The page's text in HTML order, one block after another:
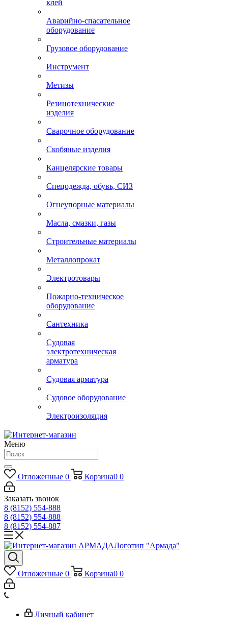
клей
Аварийно-спасательное
оборудование
Грузовое оборудование
Инструмент
Метизы
Резинотехнические
изделия
Сварочное оборудование
Скобяные изделия
Канцелярские товары
Спецодежда, обувь, СИЗ
Огнеупорные материалы
Масла, смазки, газы
Строительные материалы
Металлопрокат
Электротовары
Пожарно-техническое
оборудование
Сантехника
Судовая
электротехническая
арматура
Судовая арматура
Судовое оборудование
Электроизоляция
Меню
Отложенные 0 Корзина0 0
Заказать звонок
8 (8152) 554-888
8 (8152) 554-888
8 (8152) 554-887
Логотип "Армада"
Отложенные 0 Корзина0 0
Личный кабинет